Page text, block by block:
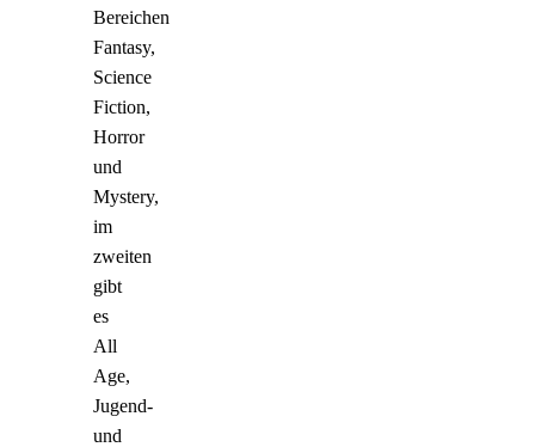
Bereichen
Fantasy,
Science
Fiction,
Horror
und
Mystery,
im
zweiten
gibt
es
All
Age,
Jugend-
und